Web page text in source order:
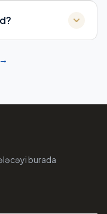
burada